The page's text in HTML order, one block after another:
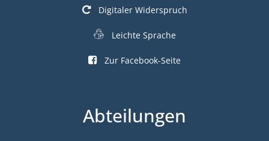
Digitaler Widerspruch
Leichte Sprache
Zur Facebook-Seite
Abteilungen